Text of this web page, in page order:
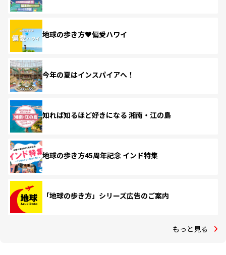
地球の歩き方♥偏愛ハワイ
今年の夏はインスパイアへ！
知れば知るほど好きになる 湘南・江の島
地球の歩き方45周年記念 インド特集
「地球の歩き方」シリーズ広告のご案内
もっと見る